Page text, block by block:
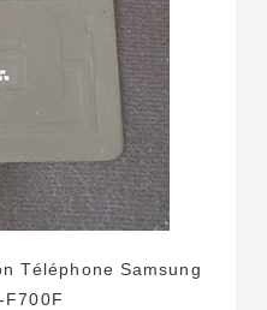
Téléphone Samsung
F700F